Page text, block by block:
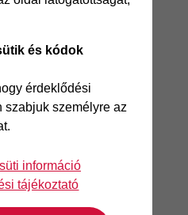
és kódok
érdeklődési
szabjuk személyre az
információ
tájékoztató